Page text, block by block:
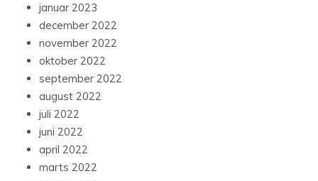
januar 2023
december 2022
november 2022
oktober 2022
september 2022
august 2022
juli 2022
juni 2022
april 2022
marts 2022